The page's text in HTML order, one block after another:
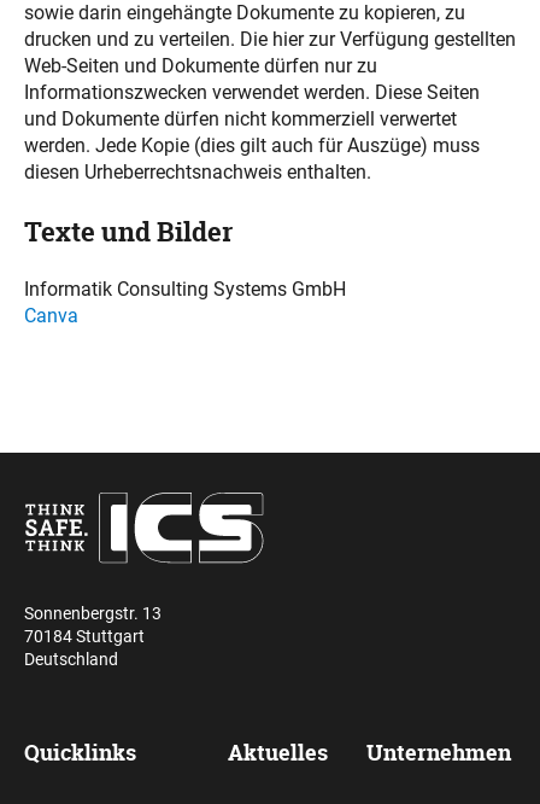
sowie darin eingehängte Dokumente zu kopieren, zu
drucken und zu verteilen. Die hier zur Verfügung gestellten
Web-Seiten und Dokumente dürfen nur zu
Informationszwecken verwendet werden. Diese Seiten
und Dokumente dürfen nicht kommerziell verwertet
werden. Jede Kopie (dies gilt auch für Auszüge) muss
diesen Urheberrechtsnachweis enthalten.
Texte und Bilder
Informatik Consulting Systems GmbH
Canva
Sonnenbergstr. 13
70184 Stuttgart
Deutschland
Quicklinks Aktuelles Unternehmen